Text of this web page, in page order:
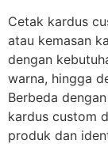
Cetak kardus
atau kemasan
dengan
warna, hingga
Berbeda
kardus custom
produk dan